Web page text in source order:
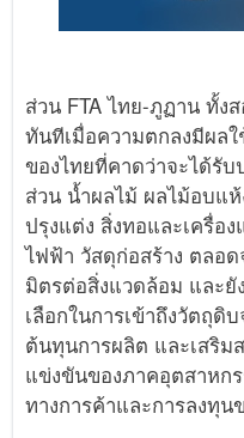
ส่วน FTA ไทย-ภูฏาน ทั้ง
ทันทีเมื่อความตกลงมีผล
ของไทยที่คาดว่าจะได้รั
ส่วน น้ำผลไม้ ผลไม้อบแ
ปรุงแต่ง สิ่งทอและเครื่อ
ไฟฟ้า วัสดุก่อสร้าง ตลอ
มิตรต่อสิ่งแวดล้อม และยั
เลือกในการเข้าถึงวัตถุ
ต้นทุนการผลิต และเสริม
แข่งขันของภาคอุตสาหก
ทางการค้าและการลงทุน